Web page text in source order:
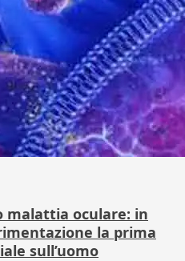
malattia oculare: in
la prima
sull’uomo